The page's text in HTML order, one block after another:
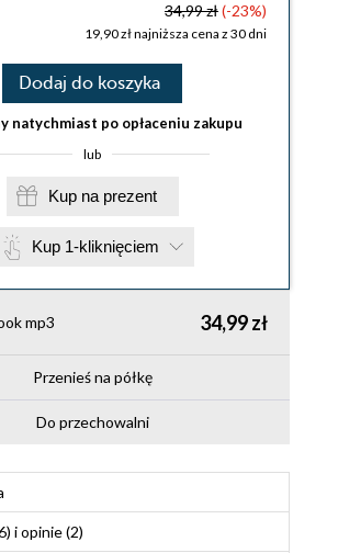
34,99 zł(-23%)
19,90 zł najniższa cena z 30 dni
Dodaj do koszyka
natychmiast po opłaceniu zakupu
lub
Kup na prezent
Kup 1-kliknięciem
mp3 34,99 zł
Przenieś na półkę
Do przechowalni
) i opinie (2)